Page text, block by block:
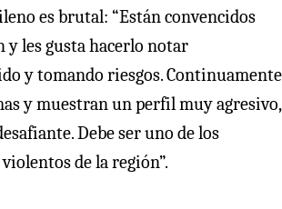
es brutal: “Están convencidos
y les gusta hacerlo notar
y tomando riesgos. Continuamente
y muestran un perfil muy agresivo,
Debe ser uno de los
de la región”.